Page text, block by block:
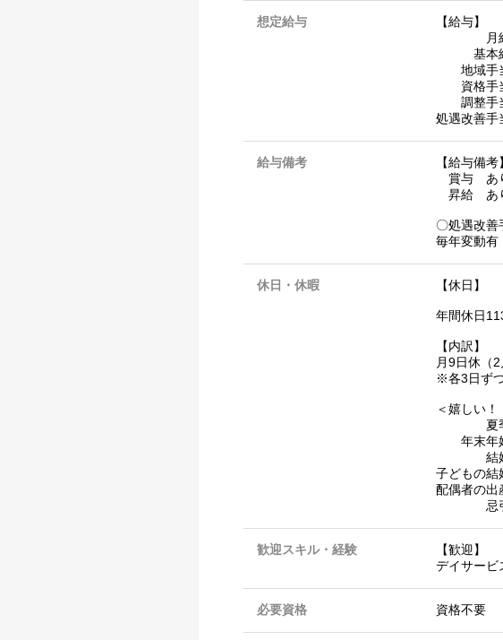
想定給与
【給与】
月給
基本給
地域手
資格手
調整手
処遇改善
給与備考
【給与備考】
賞与 あ
昇給 あ
〇処遇改善
毎年変動有
休日・休暇 【休日】
年間休日
【内訳】
月9日休（
※各3日ず
＜嬉しい
夏季
年末年
結婚
子どもの
配偶者の
忌引休
歓迎スキル・経験
【歓迎】
デイサービ
必要資格 資格不要